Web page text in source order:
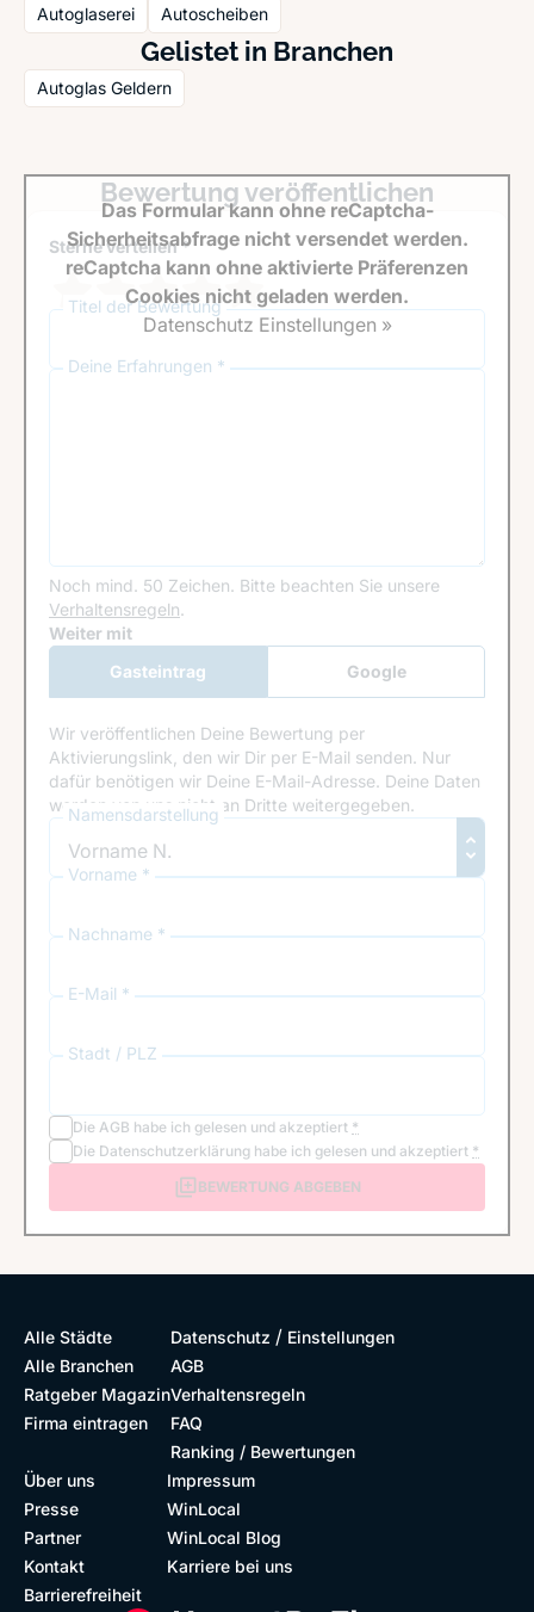
Autoglaserei Autoscheiben
Gelistet in Branchen
Autoglas Geldern
Bewertung veröffentlichen
Sterne verteilen *
Titel der Bewertung
Deine Erfahrungen *
Noch mind. 50 Zeichen. Bitte beachten Sie unsere
Verhaltensregeln.
Google Recaptcha
Weiter mit
Gasteintrag
Google
Anmeldung
Wir veröffentlichen Deine Bewertung per
Aktivierungslink, den wir Dir per E-Mail senden. Nur
dafür benötigen wir Deine E-Mail-Adresse. Deine Daten
werden von uns nicht an Dritte weitergegeben.
Namensdarstellung
Vorname *
Nachname *
E-Mail *
Stadt / PLZ
Die AGB habe ich gelesen und akzeptiert *
Die Datenschutzerklärung habe ich gelesen und akzeptiert *
BEWERTUNG ABGEBEN
Das Formular kann ohne reCaptcha-
Sicherheitsabfrage nicht versendet werden.
reCaptcha kann ohne aktivierte Präferenzen
Cookies nicht geladen werden.
Datenschutz Einstellungen »
Alle Städte
Alle Branchen
Ratgeber Magazin
Firma eintragen
Datenschutz / Einstellungen
AGB
Verhaltensregeln
FAQ
Ranking / Bewertungen
Über uns
Presse
Partner
Kontakt
Barrierefreiheit
Impressum
WinLocal
WinLocal Blog
Karriere bei uns